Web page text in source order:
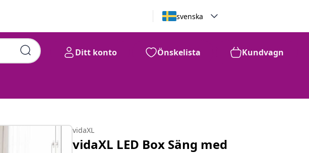
svenska
Ditt konto Önskelista Kundvagn
vidaXL
vidaXL LED Box Säng med